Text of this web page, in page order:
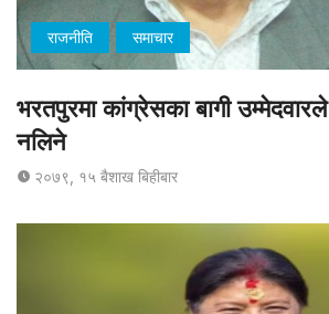
राजनीति समाचार
भरतपुरमा कांग्रेसका बागी उम्मेदवारले
नलिने
२०७९, १५ बैशाख बिहीबार